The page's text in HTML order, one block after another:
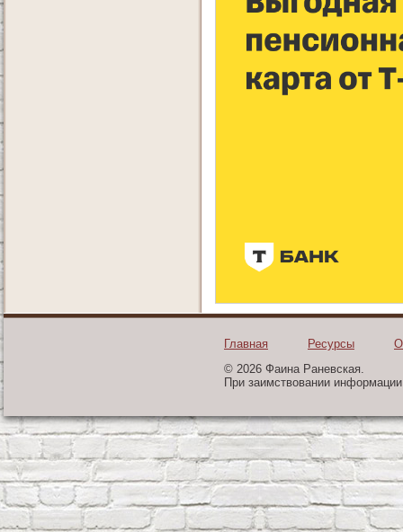
Главная Ресурсы
© 2026 Фаина Раневская.
При заимствовании